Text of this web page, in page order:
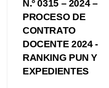
de
entradas
N.º 0315 – 2024 –
PROCESO DE
CONTRATO
DOCENTE 2024 -
RANKING PUN Y
EXPEDIENTES